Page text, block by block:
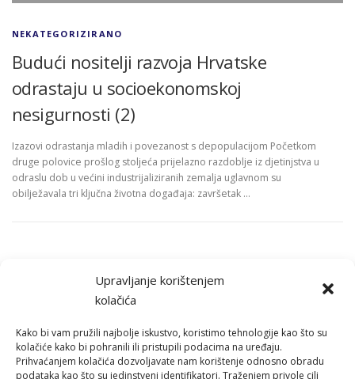
Upravljanje korištenjem
kolačića
Kako bi vam pružili najbolje iskustvo, koristimo tehnologije kao što su
kolačiće kako bi pohranili ili pristupili podacima na uređaju.
Prihvaćanjem kolačića dozvoljavate nam korištenje odnosno obradu
podataka kao što su jedinstveni identifikatori. Traženjem privole cilj
NEKATEGORIZIRANO
Budući nositelji razvoja Hrvatske
odrastaju u socioekonomskoj
nesigurnosti (2)
Izazovi odrastanja mladih i povezanost s depopulacijom Početkom
druge polovice prošlog stoljeća prijelazno razdoblje iz djetinjstva u
odraslu dob u većini industrijaliziranih zemalja uglavnom su
obilježavala tri ključna životna događaja: završetak …